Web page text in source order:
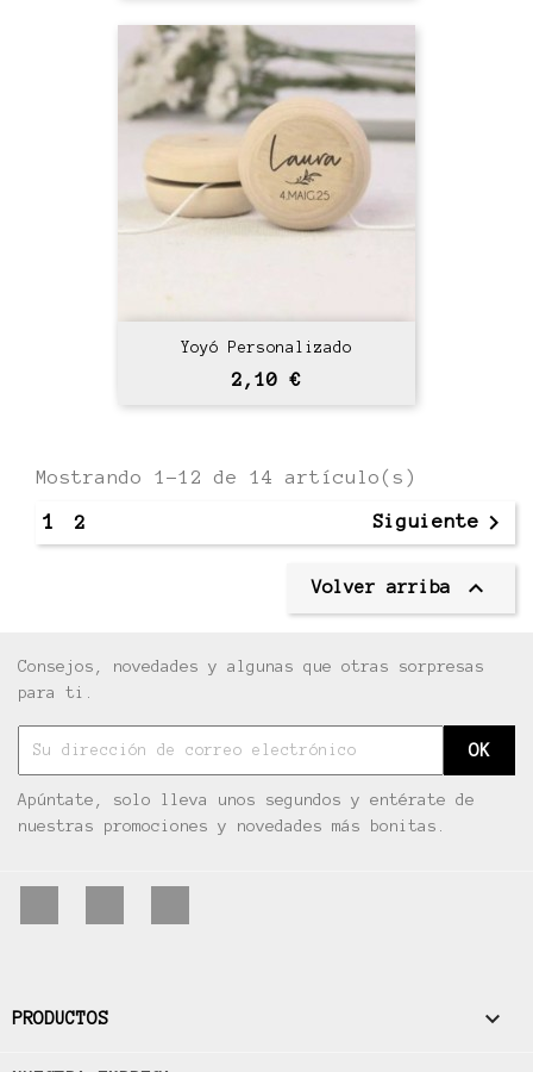
Yoyó Personalizado
Precio
2,10 €
Mostrando 1-12 de 14 artículo(s)
1 2 Siguiente 
Volver arriba 
Consejos, novedades y algunas que otras sorpresas
para ti.
Apúntate, solo lleva unos segundos y entérate de
nuestras promociones y novedades más bonitas.
PRODUCTOS 